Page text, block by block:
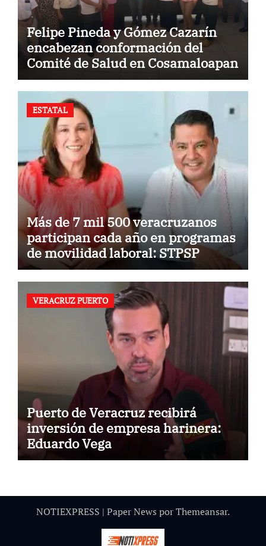
Felipe Pineda y Gómez Cazarín
encabezan conformación del
Comité de Salud en Cosamaloapan
ESTATAL
Más de 7 mil 500 veracruzanos
participan cada año en programas
de movilidad laboral: STPSP
VERACRUZ PUERTO
Puerto de Veracruz recibirá
inversión de empresa harinera:
Eduardo Vega
NOTIEXPRESS | Paper News porThemeansar.